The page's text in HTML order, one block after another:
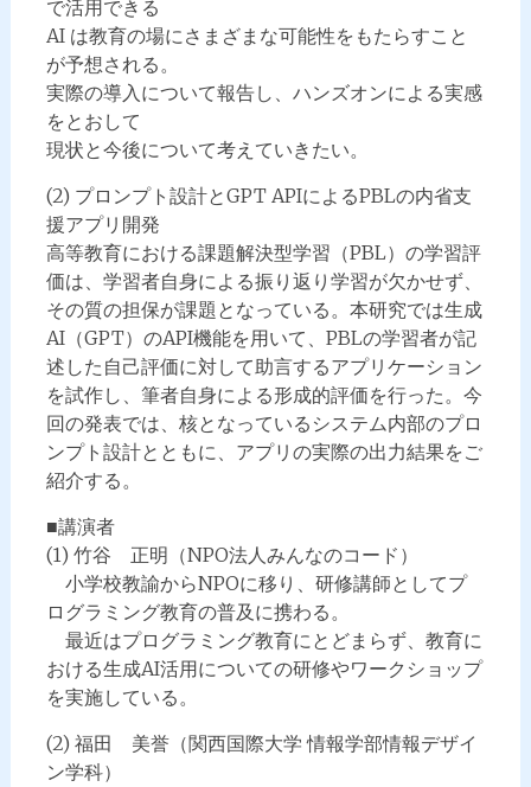
で活用できる
AI は教育の場にさまざまな可能性をもたらすこと
が予想される。
実際の導入について報告し、ハンズオンによる実感
をとおして
現状と今後について考えていきたい。
(2) プロンプト設計とGPT APIによるPBLの内省支
援アプリ開発
高等教育における課題解決型学習（PBL）の学習評
価は、学習者自身による振り返り学習が欠かせず、
その質の担保が課題となっている。本研究では生成
AI（GPT）のAPI機能を用いて、PBLの学習者が記
述した自己評価に対して助言するアプリケーション
を試作し、筆者自身による形成的評価を行った。今
回の発表では、核となっているシステム内部のプロ
ンプト設計とともに、アプリの実際の出力結果をご
紹介する。
■講演者
(1) 竹谷 正明（NPO法人みんなのコード）
小学校教諭からNPOに移り、研修講師としてプ
ログラミング教育の普及に携わる。
最近はプログラミング教育にとどまらず、教育に
おける生成AI活用についての研修やワークショップ
を実施している。
(2) 福田 美誉（関西国際大学 情報学部情報デザイ
ン学科）